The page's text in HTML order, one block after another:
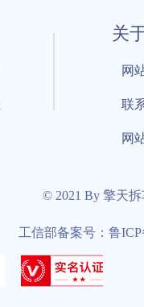
关
网
联
网
© 2021 By 擎天
工信部备案号：鲁